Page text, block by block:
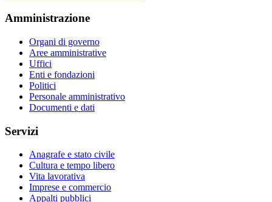
Amministrazione
Organi di governo
Aree amministrative
Uffici
Enti e fondazioni
Politici
Personale amministrativo
Documenti e dati
Servizi
Anagrafe e stato civile
Cultura e tempo libero
Vita lavorativa
Imprese e commercio
Appalti pubblici